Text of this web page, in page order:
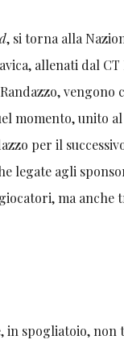
, si torna alla
allenati dal
momento, unito
per il
legate agli
ma anche
in spogliatoio, non